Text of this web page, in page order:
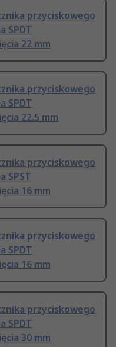
przyciskowego
SPDT
22 mm
przyciskowego
SPDT
22.5 mm
przyciskowego
SPST
16 mm
przyciskowego
SPDT
16 mm
przyciskowego
SPDT
30 mm